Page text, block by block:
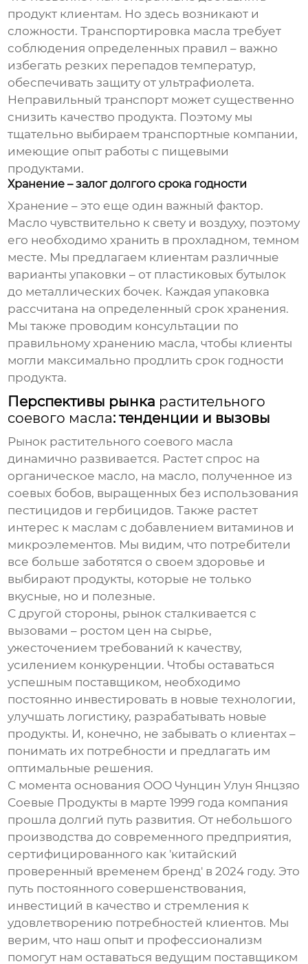
продукт клиентам. Но здесь возникают и
сложности. Транспортировка масла требует
соблюдения определенных правил – важно
избегать резких перепадов температур,
обеспечивать защиту от ультрафиолета.
Неправильный транспорт может существенно
снизить качество продукта. Поэтому мы
тщательно выбираем транспортные компании,
имеющие опыт работы с пищевыми
продуктами.
Хранение – залог долгого срока годности
Хранение – это еще один важный фактор.
Масло чувствительно к свету и воздуху, поэтому
его необходимо хранить в прохладном, темном
месте. Мы предлагаем клиентам различные
варианты упаковки – от пластиковых бутылок
до металлических бочек. Каждая упаковка
рассчитана на определенный срок хранения.
Мы также проводим консультации по
правильному хранению масла, чтобы клиенты
могли максимально продлить срок годности
продукта.
Перспективы рынка растительного
соевого масла: тенденции и вызовы
Рынок растительного соевого масла
динамично развивается. Растет спрос на
органическое масло, на масло, полученное из
соевых бобов, выращенных без использования
пестицидов и гербицидов. Также растет
интерес к маслам с добавлением витаминов и
микроэлементов. Мы видим, что потребители
все больше заботятся о своем здоровье и
выбирают продукты, которые не только
вкусные, но и полезные.
С другой стороны, рынок сталкивается с
вызовами – ростом цен на сырье,
ужесточением требований к качеству,
усилением конкуренции. Чтобы оставаться
успешным поставщиком, необходимо
постоянно инвестировать в новые технологии,
улучшать логистику, разрабатывать новые
продукты. И, конечно, не забывать о клиентах –
понимать их потребности и предлагать им
оптимальные решения.
С момента основания ООО Чунцин Улун Янцзяо
Соевые Продукты в марте 1999 года компания
прошла долгий путь развития. От небольшого
производства до современного предприятия,
сертифицированного как 'китайский
проверенный временем бренд' в 2024 году. Это
путь постоянного совершенствования,
инвестиций в качество и стремления к
удовлетворению потребностей клиентов. Мы
верим, что наш опыт и профессионализм
помогут нам оставаться ведущим поставщиком